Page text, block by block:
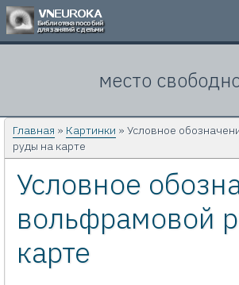
Кроссворды
Презентации
Задачи
Картинки
Контакты
место
Главная » Картинки » Условное
руды на карте
Условное
вольфрамовой
карте